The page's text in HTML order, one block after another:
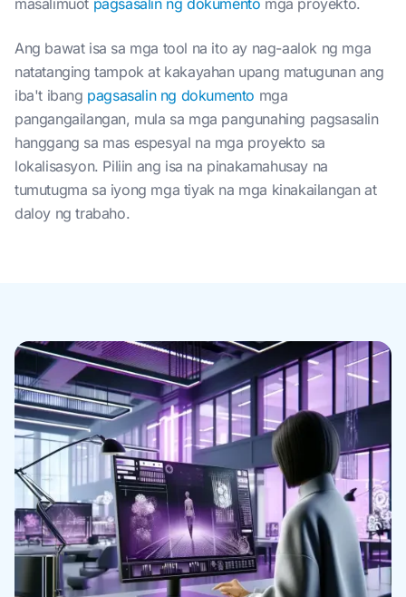
masalimuot pagsasalin ng dokumento mga proyekto.
Ang bawat isa sa mga tool na ito ay nag-aalok ng mga
natatanging tampok at kakayahan upang matugunan ang
iba't ibang pagsasalin ng dokumento mga
pangangailangan, mula sa mga pangunahing pagsasalin
hanggang sa mas espesyal na mga proyekto sa
lokalisasyon. Piliin ang isa na pinakamahusay na
tumutugma sa iyong mga tiyak na mga kinakailangan at
daloy ng trabaho.